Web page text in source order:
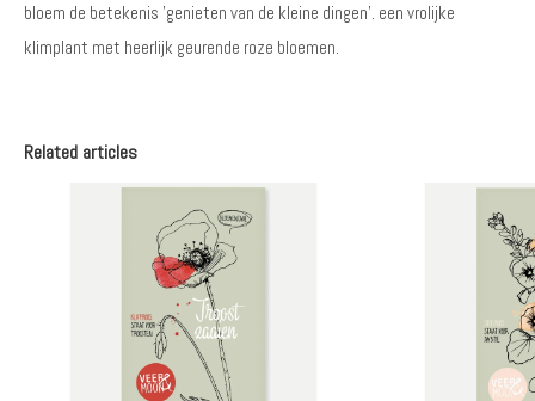
bloem de betekenis 'genieten van de kleine dingen'. een vrolijke
klimplant met heerlijk geurende roze bloemen.
Related articles